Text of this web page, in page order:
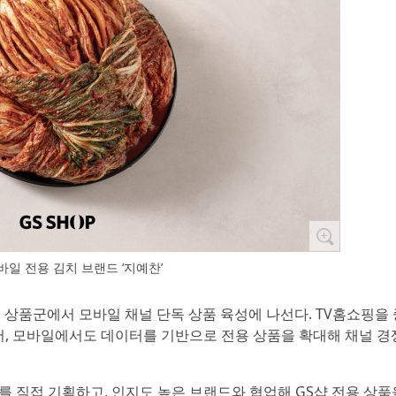
일 전용 김치 브랜드 ‘지예찬’
품군에서 모바일 채널 단독 상품 육성에 나선다. TV홈쇼핑을
모바일에서도 데이터를 기반으로 전용 상품을 확대해 채널 경
직접 기획하고, 인지도 높은 브랜드와 협업해 GS샵 전용 상품